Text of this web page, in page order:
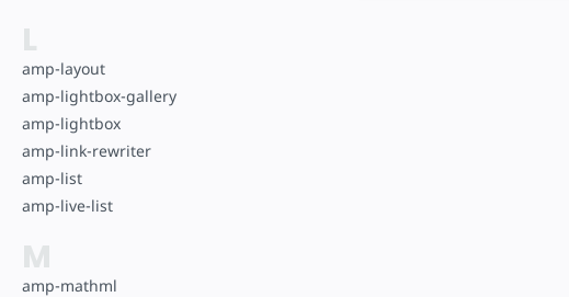
L
amp-layout
amp-lightbox-gallery
amp-lightbox
amp-link-rewriter
amp-list
amp-live-list
M
amp-mathml